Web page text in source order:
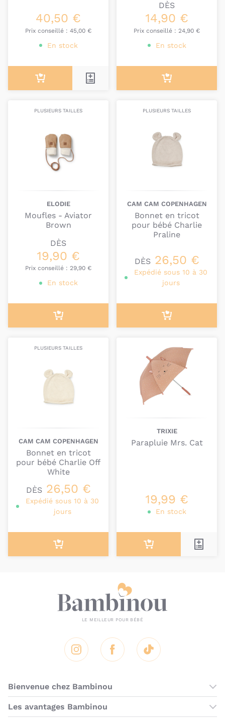
40,50 €
Prix conseillé : 45,00 €
En stock
DÈS
14,90 €
Prix conseillé : 24,90 €
En stock
PLUSIEURS TAILLES
ELODIE
Moufles - Aviator
Brown
DÈS
19,90 €
Prix conseillé : 29,90 €
En stock
PLUSIEURS TAILLES
CAM CAM COPENHAGEN
Bonnet en tricot
pour bébé Charlie
Praline
DÈS 26,50 €
Expédié sous 10 à 30
jours
PLUSIEURS TAILLES
CAM CAM COPENHAGEN
Bonnet en tricot
pour bébé Charlie Off
White
DÈS 26,50 €
Expédié sous 10 à 30
jours
TRIXIE
Parapluie Mrs. Cat
19,99 €
En stock
Instagram Facebook Tik Tok
Bienvenue chez Bambinou
Les boutiques Bambinou
Boutique Bambinou Paris
Les avantages Bambinou